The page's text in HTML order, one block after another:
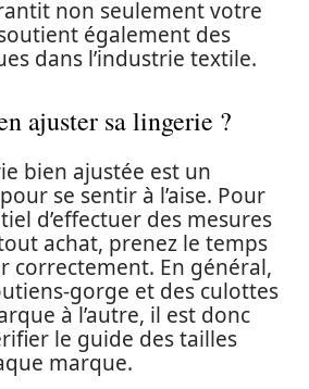
non seulement votre
également des
dans l’industrie textile.
ajuster sa lingerie ?
bien ajustée est un
se sentir à l’aise. Pour
d’effectuer des mesures
achat, prenez le temps
correctement. En général,
gorge et des culottes
à l’autre, il est donc
le guide des tailles
marque.